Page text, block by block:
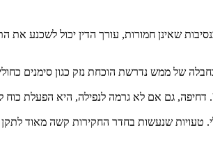
שאינן חמורות, עורך הדין יכול לשכנע את
של ממש נדרשת הוכחת נזק כגון סימנים
טעויות שנעשות בחדר החקירות קשה מאוד